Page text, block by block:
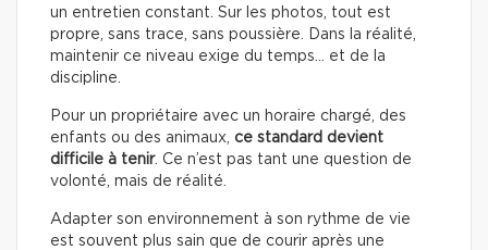
un entretien constant. Sur les photos, tout est
propre, sans trace, sans poussière. Dans la réalité,
maintenir ce niveau exige du temps… et de la
discipline.
Pour un propriétaire avec un horaire chargé, des
enfants ou des animaux, ce standard devient
difficile à tenir. Ce n’est pas tant une question de
volonté, mais de réalité.
Adapter son environnement à son rythme de vie
est souvent plus sain que de courir après une